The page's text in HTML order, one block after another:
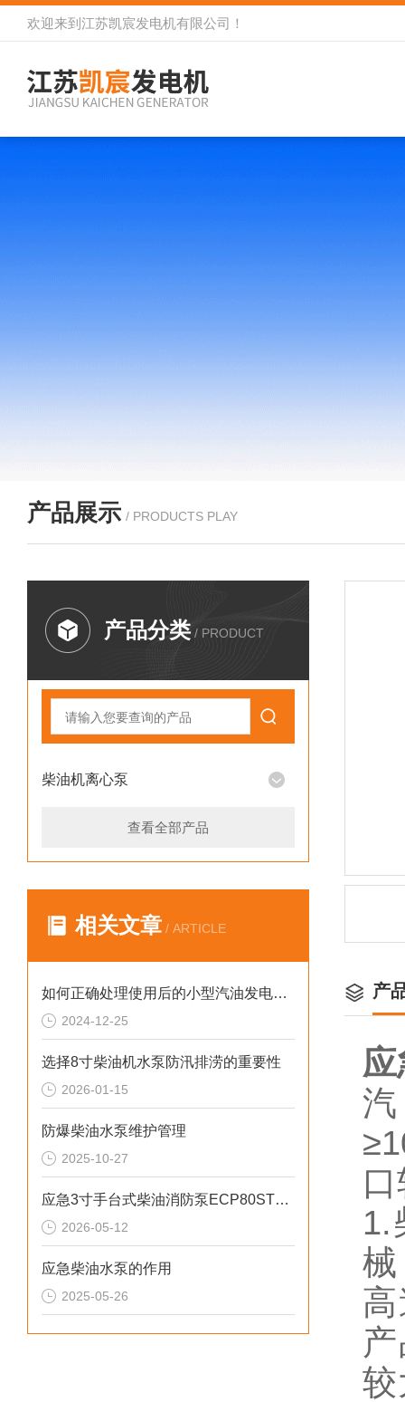
欢迎来到 江苏凯宸发电机有限公司 ！
产品展示 / PRODUCTS PLAY
产品分类 / PRODUCT
柴油机离心泵
查看全部产品
相关文章 / ARTICLE
如何正确处理使用后的小型汽油发电机？
2024-12-25
选择8寸柴油机水泵防汛排涝的重要性
2026-01-15
防爆柴油水泵维护管理
2025-10-27
应急3寸手台式柴油消防泵ECP80ST产品介绍
2026-05-12
应急柴油水泵的作用
2025-05-26
产
1.